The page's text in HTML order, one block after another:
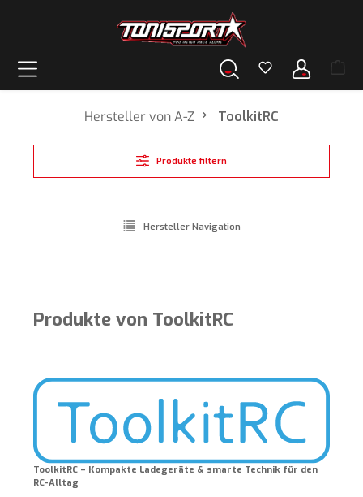
Hersteller von A-Z ToolkitRC
Produkte filtern
Hersteller Navigation
Produkte von ToolkitRC
ToolkitRC – Kompakte Ladegeräte & smarte Technik für den
RC-Alltag